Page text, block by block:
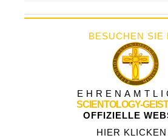
BESUCHEN SIE
SCIENTOLOGY-
OFFIZIELLE
HIER